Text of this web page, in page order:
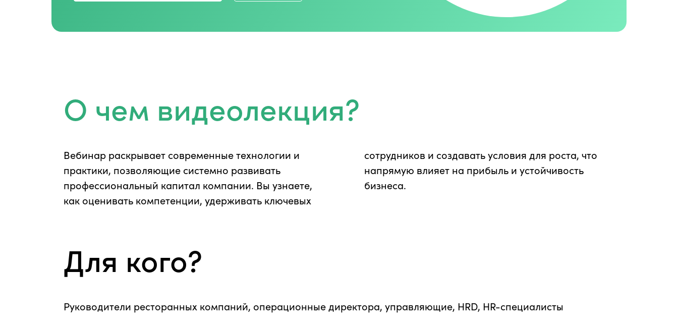
О чем видеолекция?
Вебинар раскрывает современные технологии и
практики, позволяющие системно развивать
профессиональный капитал компании. Вы узнаете,
как оценивать компетенции, удерживать ключевых
сотрудников и создавать условия для роста, что
напрямую влияет на прибыль и устойчивость
бизнеса.
Для кого?
Руководители ресторанных компаний, операционные директора, управляющие, HRD, HR-специалисты